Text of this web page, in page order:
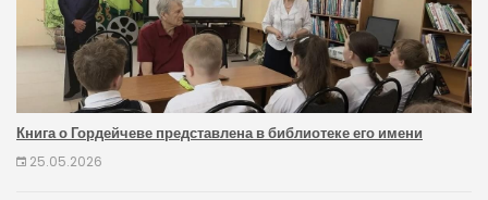
Книга о Гордейчеве представлена в библиотеке его имени
25.05.2026